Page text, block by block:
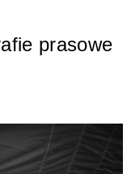
prasowe